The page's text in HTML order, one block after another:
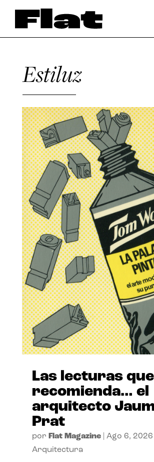
Estiluz
Las lecturas que
recomienda… el
arquitecto
Prat
por Flat Magazine| Ago 6, 2026
Arquitectura